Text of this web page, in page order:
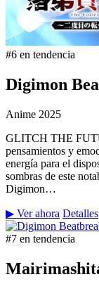
#6 en tendencia
Digimon
Anime 2025
GLITCH THE
pensamientos y
energía para el
sombras de este
Digimon…
▶ Ver ahora Detalles
#7 en tendencia